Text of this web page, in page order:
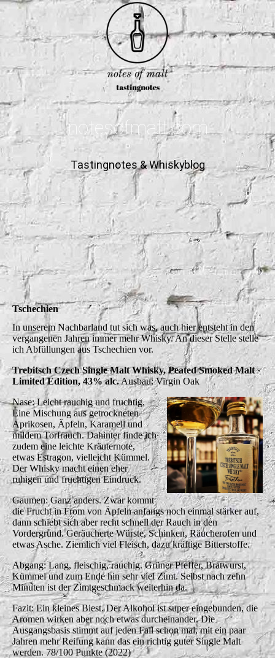
notesofmalt.com
Tastingnotes & Whiskyblog
Tschechien
In unserem Nachbarland tut sich was, auch hier entsteht in den
vergangenen Jahren immer mehr Whisky. An dieser Stelle stelle
ich Abfüllungen aus Tschechien vor.
Trebitsch Czech Single Malt Whisky, Peated Smoked Malt
Limited Edition, 43% alc.Ausbau: Virgin Oak
Nase: Leicht rauchig und fruchtig.
Eine Mischung aus getrockneten
Aprikosen, Äpfeln, Karamell und
mildem Torfrauch. Dahinter finde ich
zudem eine leichte Kräuternote,
etwas Estragon, vielleicht Kümmel.
Der Whisky macht einen eher
ruhigen und fruchtigen Eindruck.
Gaumen: Ganz anders. Zwar kommt
die Frucht in From von Äpfeln anfangs noch einmal stärker auf,
dann schiebt sich aber recht schnell der Rauch in den
Vordergrund. Geräucherte Würste, Schinken, Räucherofen und
etwas Asche. Ziemlich viel Fleisch, dazu kräftige Bitterstoffe.
Abgang: Lang, fleischig, rauchig. Grüner Pfeffer, Bratwurst,
Kümmel und zum Ende hin sehr viel Zimt. Selbst nach zehn
Minuten ist der Zimtgeschmack weiterhin da.
Fazit: Ein kleines Biest. Der Alkohol ist super eingebunden, die
Aromen wirken aber noch etwas durcheinander. Die
Ausgangsbasis stimmt auf jeden Fall schon mal, mit ein paar
Jahren mehr Reifung kann das ein richtig guter Single Malt
werden. 78/100 Punkte (2022)